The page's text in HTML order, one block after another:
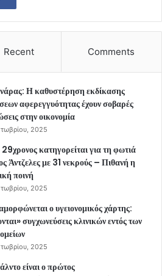
Recent Comments
Η καθυστέρηση εκδίκασης
αφερεγγυότητας έχουν σοβαρές
στην οικονομία
2025
κατηγορείται για τη φωτιά
Άντζελες με 31 νεκρούς – Πιθανή η
ποινή
2025
ο υγειονομικός χάρτης:
συγχωνεύσεις κλινικών εντός των
2025
είναι ο πρώτος